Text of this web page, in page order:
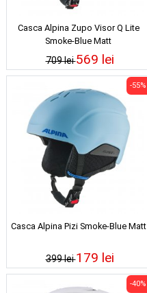
Casca Alpina Zupo Visor Q Lite
Smoke-Blue Matt
709 lei569 lei
Casca Alpina Pizi Smoke-Blue Matt
399 lei
-55%
179 lei
-40%